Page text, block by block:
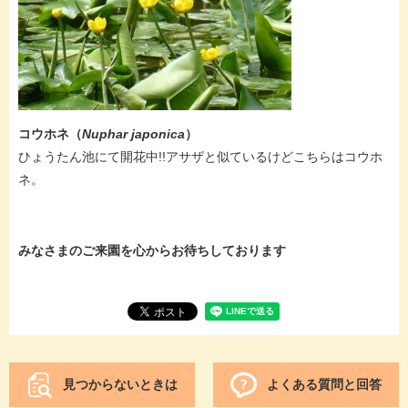
コウホネ（Nuphar japonica）
ひょうたん池にて開花中!!アサザと似ているけどこちらはコウホ
ネ。
みなさまのご来園を心からお待ちしております
見つからないときは よくある質問と回答